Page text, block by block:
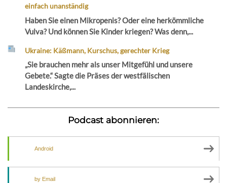
einfach unanständig
Haben Sie einen Mikropenis? Oder eine herkömmliche
Vulva? Und können Sie Kinder kriegen? Was denn,...
Ukraine: Käßmann, Kurschus, gerechter Krieg
„Sie brauchen mehr als unser Mitgefühl und unsere
Gebete.“ Sagte die Präses der westfälischen
Landeskirche,...
Podcast abonnieren:
Android
by Email